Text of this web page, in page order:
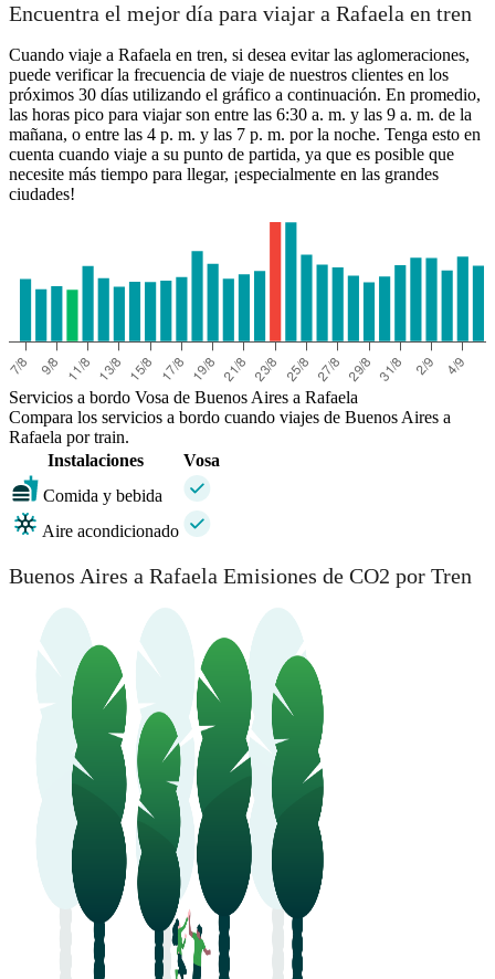
Encuentra el mejor día para viajar a Rafaela en tren
Cuando viaje a Rafaela en tren, si desea evitar las aglomeraciones,
puede verificar la frecuencia de viaje de nuestros clientes en los
próximos 30 días utilizando el gráfico a continuación. En promedio,
las horas pico para viajar son entre las 6:30 a. m. y las 9 a. m. de la
mañana, o entre las 4 p. m. y las 7 p. m. por la noche. Tenga esto en
cuenta cuando viaje a su punto de partida, ya que es posible que
necesite más tiempo para llegar, ¡especialmente en las grandes
ciudades!
Servicios a bordo Vosa de Buenos Aires a Rafaela
Compara los servicios a bordo cuando viajes de Buenos Aires a
Rafaela por train.
Instalaciones
Vosa
Comida y bebida
Aire acondicionado
Buenos Aires a Rafaela Emisiones de CO2 por Tren